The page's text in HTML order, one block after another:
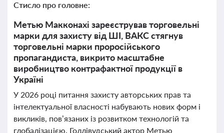
Стисло про головне:
Метью Макконахі зареєстрував торговельні
марки для захисту від ШІ, ВАКС стягнув
торговельні марки проросійського
пропагандиста, викрито масштабне
виробництво контрафактної продукції в
Україні
У 2026 році питання захисту авторських прав та
інтелектуальної власності набувають нових форм і
викликів, пов’язаних із розвитком технологій та
глобалізацією. Голлівудський актор Метью